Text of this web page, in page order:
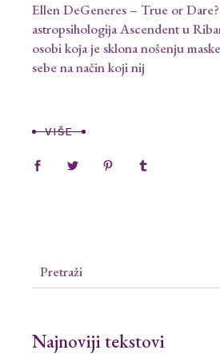
Ellen DeGeneres – True or
astropsihologija Ascendent u
osobi koja je sklona nošenju
sebe na način koji nij
VIŠE
for:
Najnoviji tekstovi